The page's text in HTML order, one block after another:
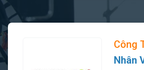
Công
Nhân